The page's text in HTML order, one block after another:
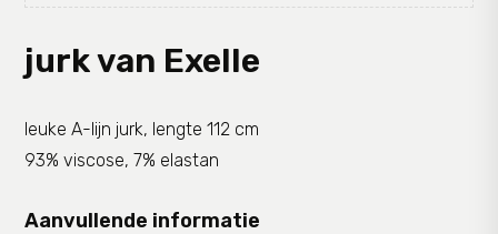
jurk van Exelle
leuke A-lijn jurk, lengte 112 cm
93% viscose, 7% elastan
Aanvullende informatie